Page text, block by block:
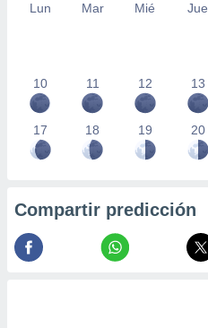
Lun Mar Mié Jue
10 11 12 13
17 18 19 20
Compartir predicción